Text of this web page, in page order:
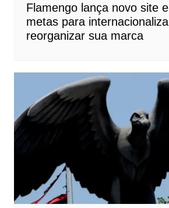
Flamengo lança novo site
metas para
reorganizar sua marca